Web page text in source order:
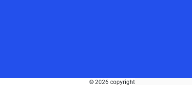
© 2026 copyright